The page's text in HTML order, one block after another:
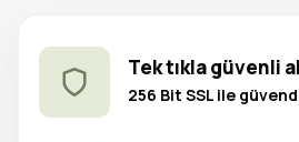
Tek tıkla güvenli
256 Bit SSL ile